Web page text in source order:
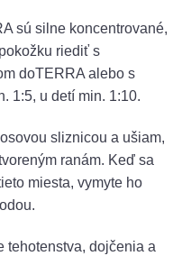
sú silne koncentrované,
riediť s
doTERRA alebo s
1:5, u detí min. 1:10.
sliznicou a ušiam,
ranám. Keď sa
miesta, vymyte ho
tehotenstva, dojčenia a